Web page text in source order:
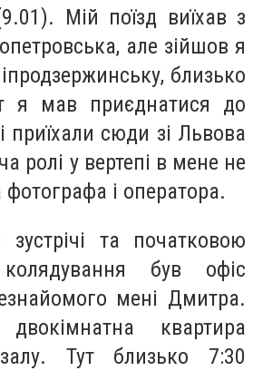
Мій поїзд виїхав з
але зійшов я
близько
я мав приєднатися до
приїхали сюди зі Львова
ролі у вертепі в мене не
фотографа і оператора.
та початковою
був офіс
мені Дмитра.
квартира
Тут близько 7:30